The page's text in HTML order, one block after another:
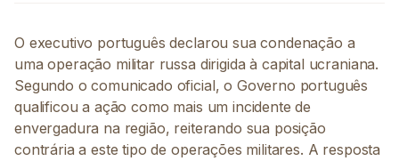
O executivo português declarou sua condenação a
uma operação militar russa dirigida à capital ucraniana.
Segundo o comunicado oficial, o Governo português
qualificou a ação como mais um incidente de
envergadura na região, reiterando sua posição
contrária a este tipo de operações militares. A resposta